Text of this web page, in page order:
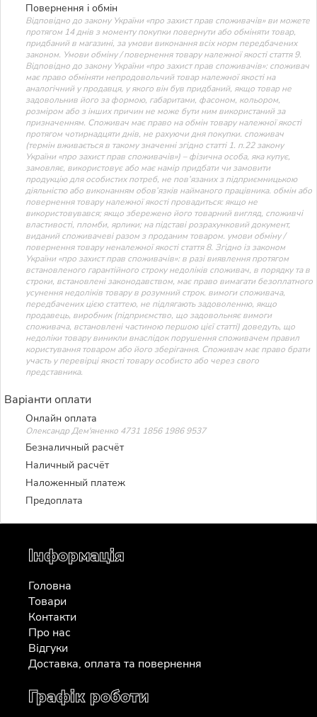
Повернення і обмін
Відповідно до закону України «про захист прав споживачів» ви можете
протягом 14 днів з моменту покупки повернути або обміняти товар,
придбаний в магазині, за умови виконання всіх норм передбачених
законом. Умови обміну / повернення товару належної якості стаття 9.
Відповідно до закону України «про захист прав споживачів»: споживач
має право обміняти непродовольчий товар належної якості на
аналогічний у продавця, у якого він був придбаний, якщо товар не
задовольнив його за формою, габаритами, фасоном, кольором,
розміром або з інших причин не може бути ним використаний за
призначенням. Споживач має право на обмін товару належної якості
протягом чотирнадцяти днів, не рахуючи дня покупки. споживач
(термін вживається в такому значенні згідно статті 1. п.22 закону
України «про захист прав споживачів») – фізична особа, яка купує,
замовляє, використовує або має намір придбати чи замовити
продукцію для особистих потреб, не пов’язаних з підприємницькою
діяльністю або виконанням обов’язків найманого працівника. обмін або
повернення товару належної якості провадиться: якщо не
використовувався; якщо збережено його товарний вигляд, споживчі
властивості, пломби, ярлики; на підставі розрахунковий документ,
виданий споживачеві разом з проданим товаром. умови обміну /
повернення товару неналежної якості стаття 8. Згідно із законом
України «про захист прав споживачів»: в разі виявлення протягом
встановленого гарантійного строку недоліків споживач, в порядку та в
строки, встановлені законодавством, має право вимагати безоплатного
усунення недоліків товару в розумний строк. вимоги споживача,
передбачених цією статтею, не підлягають задоволенню, якщо
продавець, виробник (підприємство, що задовольняє вимоги
споживача, встановлені частиною першою цієї статті) доведуть, що
недоліки товару виникли внаслідок порушення споживачем правил
користування товаром або його зберігання. Споживач має право брати
участь у перевірці якості товару особисто або через свого
представника.
Варіанти оплати
Онлайн оплата
Олександр Дем'яненко 4731 1856 1986 9537
Безналичный расчёт
Наличный расчёт
Наложенный платеж
Предоплата
Інформація
Головна
Товари
Контакти
Про нас
Відгуки
Доставка, оплата та повернення
Графік роботи